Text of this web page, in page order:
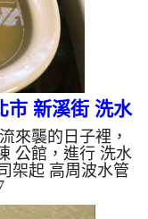
市 新溪街 洗水
來襲的日子裡，
公館，進行 洗水
架起 高周波水管
，等了約15分，
，一開始洗不出